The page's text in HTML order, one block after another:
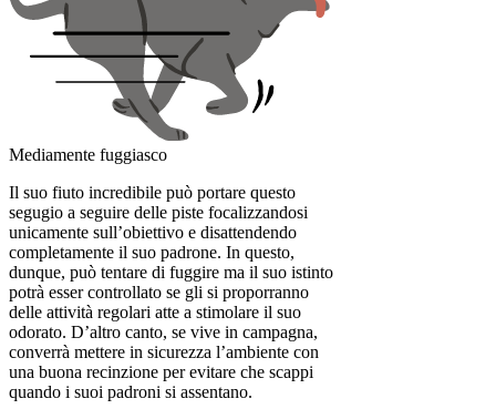
Mediamente fuggiasco
Il suo fiuto incredibile può portare questo
segugio a seguire delle piste focalizzandosi
unicamente sull’obiettivo e disattendendo
completamente il suo padrone. In questo,
dunque, può tentare di fuggire ma il suo istinto
potrà esser controllato se gli si proporranno
delle attività regolari atte a stimolare il suo
odorato. D’altro canto, se vive in campagna,
converrà mettere in sicurezza l’ambiente con
una buona recinzione per evitare che scappi
quando i suoi padroni si assentano.